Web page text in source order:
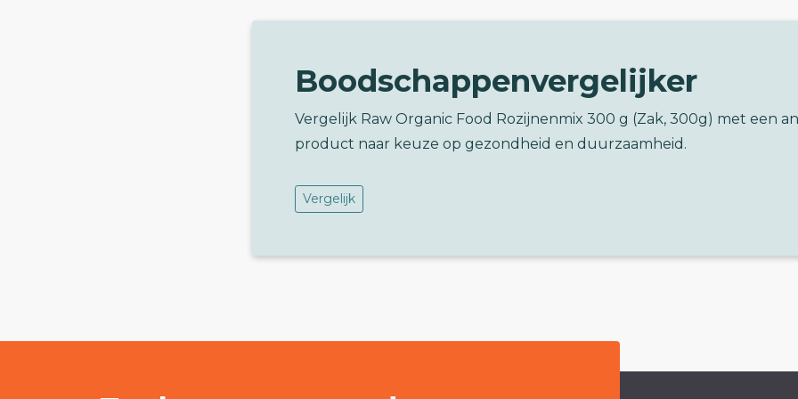
Boodschappenvergelijker
Vergelijk Raw Organic Food Rozijnenmix 300 g (Zak, 300g) met een
product naar keuze op gezondheid en duurzaamheid.
Vergelijk